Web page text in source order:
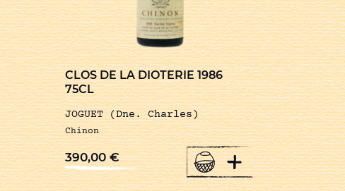
CLOS DE LA DIOTERIE 1986
75CL
JOGUET (Dne. Charles)
Chinon
390,00€ +